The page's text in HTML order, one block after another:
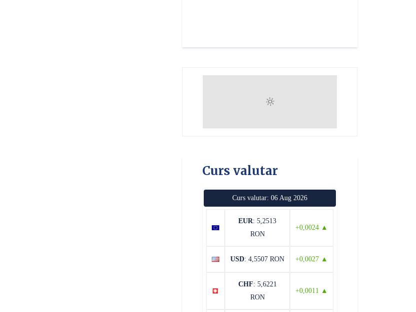
Curs valutar
Curs valutar: 06 Aug 2026
EUR: 5,2513
RON
+0,0024 ▲
USD: 4,5507 RON +0,0027 ▲
CHF: 5,6221
RON
+0,0011 ▲